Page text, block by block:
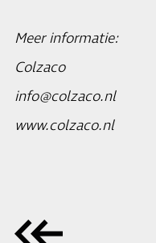
Meer informatie:
Colzaco
info@colzaco.nl
www.colzaco.nl